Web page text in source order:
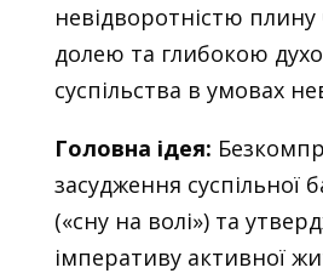
невідворотністю
долею та глибокою
суспільства в умовах
Головна ідея:
засудження суспільної
(«сну на волі») та
імперативу активної